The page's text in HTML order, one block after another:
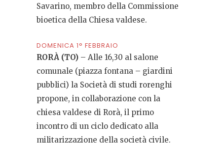
Savarino, membro della Commissione
bioetica della Chiesa valdese.
DOMENICA 1° FEBBRAIO
RORÀ (TO) – Alle 16,30 al salone
comunale (piazza fontana – giardini
pubblici) la Società di studi rorenghi
propone, in collaborazione con la
chiesa valdese di Rorà, il primo
incontro di un ciclo dedicato alla
militarizzazione della società civile.